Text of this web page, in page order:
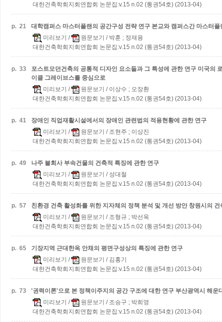
대한건축학회지회연합회 논문집:v.15 n.02 (통권54호) (2013-04)
p. 21 대학캠퍼스 마스터플랜의 공간구성 전략 연구 본교와 캠퍼스간 마스터
미리보기 / 원문보기 / 박훈 ; 정재용
대한건축학회지회연합회 논문집:v.15 n.02 (통권54호) (2013-04)
p. 33 포스트모던건축의 공통적 디자인 요소들과 그 특성에 관한 연구 미국의
이클 그레이브스를 중심으로
미리보기 / 원문보기 / 이상수 ; 오장환
대한건축학회지회연합회 논문집:v.15 n.02 (통권54호) (2013-04)
p. 41
장애인 직업재활시설에서의 장애인 관련법의 적용현황에 관한 연구
미리보기 / 원문보기 / 조현주 ; 이상진
대한건축학회지회연합회 논문집:v.15 n.02 (통권54호) (2013-04)
p. 49
나주 불회사 부속건물의 건축적 특징에 관한 연구
미리보기 / 원문보기 / 성대철
대한건축학회지회연합회 논문집:v.15 n.02 (통권54호) (2013-04)
p. 57 친환경 건축 활성화를 위한 지자체의 정책 분석 및 개선 방안 창원시의
미리보기 / 원문보기 / 조형규 ; 박선욱
대한건축학회지회연합회 논문집:v.15 n.02 (통권54호) (2013-04)
p. 65
기장지역 근대한옥 안채의 평면구성상의 특징에 관한 연구
미리보기 / 원문보기 / 김홍기
대한건축학회지회연합회 논문집:v.15 n.02 (통권54호) (2013-04)
p. 73 '권력이론'으로 본 정책이주지의 공간 구조에 대한 연구 부산광역시 해운
미리보기 / 원문보기 / 조승구 ; 박희영
대한건축학회지회연합회 논문집:v.15 n.02 (통권54호) (2013-04)